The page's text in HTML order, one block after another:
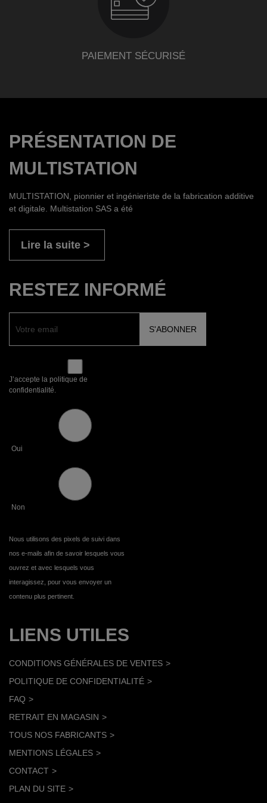
PAIEMENT SÉCURISÉ
PRÉSENTATION DE
MULTISTATION
MULTISTATION, pionnier et ingénieriste de la fabrication additive
et digitale. Multistation SAS a été
Lire la suite
RESTEZ INFORMÉ
J’accepte la politique de
confidentialité.
Oui
Non
Nous utilisons des pixels de suivi dans
nos e-mails afin de savoir lesquels vous
ouvrez et avec lesquels vous
interagissez, pour vous envoyer un
contenu plus pertinent.
LIENS UTILES
CONDITIONS GÉNÉRALES DE VENTES
POLITIQUE DE CONFIDENTIALITÉ
FAQ
RETRAIT EN MAGASIN
TOUS NOS FABRICANTS
MENTIONS LÉGALES
CONTACT
PLAN DU SITE